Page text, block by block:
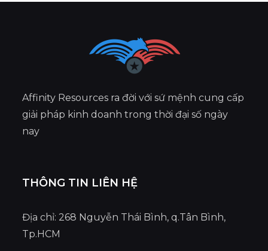
Affinity Resources ra đời với sứ mệnh cung cấp
giải pháp kinh doanh trong thời đại số ngày
nay
THÔNG TIN LIÊN HỆ
Địa chỉ: 268 Nguyễn Thái Bình, q.Tân Bình,
Tp.HCM